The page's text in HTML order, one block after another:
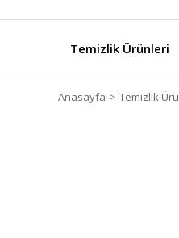
Temizlik Ürünleri
Anasayfa Temizlik